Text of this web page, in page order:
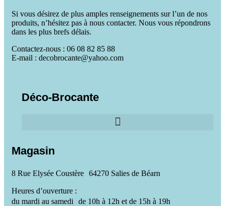
Si vous désirez de plus amples renseignements sur l’un de nos
produits, n’hésitez pas à nous contacter. Nous vous répondrons
dans les plus brefs délais.
Contactez-nous : 06 08 82 85 88
E-mail : decobrocante@yahoo.com
Déco-Brocante
Magasin
8 Rue Elysée Coustère 64270 Salies de Béarn
Heures d’ouverture :
du mardi au samedi de 10h à 12h et de 15h à 19h